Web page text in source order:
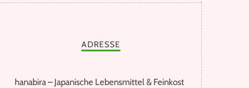
ADRESSE
hanabira – Japanische Lebensmittel & Feinkost